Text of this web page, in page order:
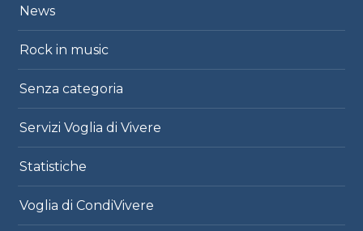
News
Rock in music
Senza categoria
Servizi Voglia di Vivere
Statistiche
Voglia di CondiVivere